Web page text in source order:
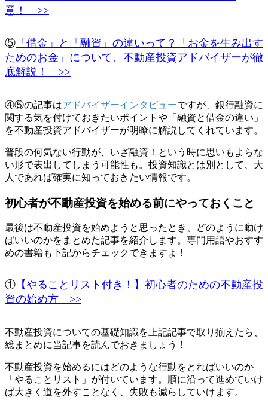
意！ >>
⑤ 「借金」と「融資」の違いって？「お金を生み出す
ためのお金」について、不動産投資アドバイザーが徹
底解説！ >>
④⑤の記事はアドバイザーインタビューですが、 銀行融資に
関する気を付けておきたいポイントや「融資と借金の違い」
を不動産投資アドバイザーが明瞭に解説してくれています。
普段の何気ない行動が、いざ融資！という時に思いもよらな
い形で表出してしまう可能性も。投資知識とは別として、大
人であれば確実に知っておきたい情報です。
初心者が不動産投資を始める前にやっておくこと
最後は不動産投資を始めようと思ったとき、どのように動け
ばいいのかをまとめた記事を紹介します。専門用語やおすす
めの書籍も下記からチェックできますよ！
① 【やることリスト付き！】初心者のための不動産投
資の始め方 >>
不動産投資についての基礎知識を上記記事で取り揃えたら、
総まとめに当記事を読んでおきましょう！
不動産投資を始めるにはどのような行動をとればいいのか
「やることリスト」が付いています。順に沿って進めていけ
ば大きく道を外すことなく、失敗も減らしていけます。